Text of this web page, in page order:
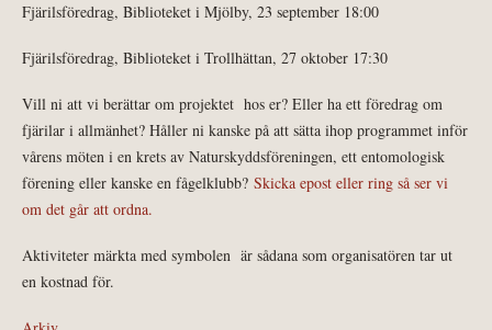
Fjärilsföredrag, Biblioteket i Mjölby, 23 september 18:00
Fjärilsföredrag, Biblioteket i Trollhättan, 27 oktober 17:30
Vill ni att vi berättar om projektet hos er? Eller ha ett föredrag om
fjärilar i allmänhet? Håller ni kanske på att sätta ihop programmet inför
vårens möten i en krets av Naturskyddsföreningen, ett entomologisk
förening eller kanske en fågelklubb? Skicka epost eller ring så ser vi
om det går att ordna.
Aktiviteter märkta med symbolen är sådana som organisatören tar ut
en kostnad för.